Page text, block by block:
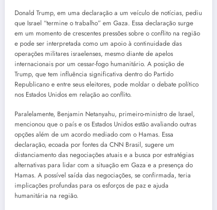
Donald Trump, em uma declaração a um veículo de notícias, pediu
que Israel “termine o trabalho” em Gaza. Essa declaração surge
em um momento de crescentes pressões sobre o conflito na região
e pode ser interpretada como um apoio à continuidade das
operações militares israelenses, mesmo diante de apelos
internacionais por um cessar-fogo humanitário. A posição de
Trump, que tem influência significativa dentro do Partido
Republicano e entre seus eleitores, pode moldar o debate político
nos Estados Unidos em relação ao conflito.
Paralelamente, Benjamin Netanyahu, primeiro-ministro de Israel,
mencionou que o país e os Estados Unidos estão avaliando outras
opções além de um acordo mediado com o Hamas. Essa
declaração, ecoada por fontes da CNN Brasil, sugere um
distanciamento das negociações atuais e a busca por estratégias
alternativas para lidar com a situação em Gaza e a presença do
Hamas. A possível saída das negociações, se confirmada, teria
implicações profundas para os esforços de paz e ajuda
humanitária na região.